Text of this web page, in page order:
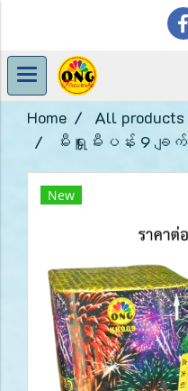
Home All products
မီးရှူးမီးပန်း 9
New